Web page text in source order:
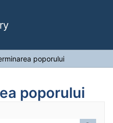
poporului
poporului